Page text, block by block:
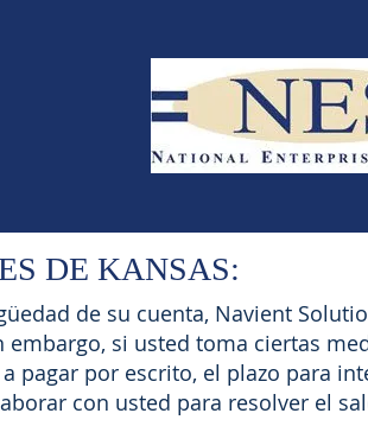
DE KANSAS:
de su cuenta, Navient
embargo, si usted toma ciertas
pagar por escrito, el plazo para
con usted para resolver el